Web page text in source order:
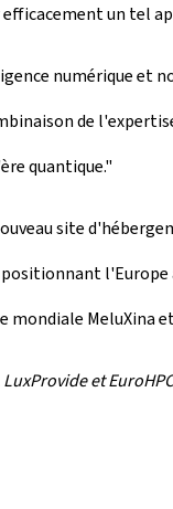
un tel
numérique et
de
quantique."
site
MeluXina
LuxProvide et